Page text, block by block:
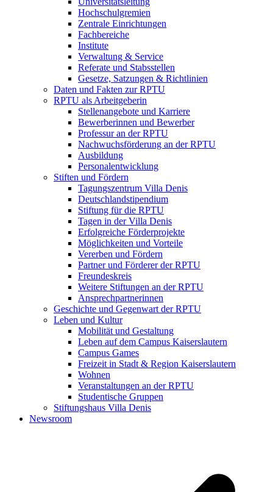
Hochschulgremien
Zentrale Einrichtungen
Fachbereiche
Institute
Verwaltung & Service
Referate und Stabsstellen
Gesetze, Satzungen & Richtlinien
Daten und Fakten zur RPTU
RPTU als Arbeitgeberin
Stellenangebote und Karriere
Bewerberinnen und Bewerber
Professur an der RPTU
Nachwuchsförderung an der RPTU
Ausbildung
Personalentwicklung
Stiften und Fördern
Tagungszentrum Villa Denis
Deutschlandstipendium
Stiftung für die RPTU
Tagen in der Villa Denis
Erfolgreiche Förderprojekte
Möglichkeiten und Vorteile
Vererben und Fördern
Partner und Förderer der RPTU
Freundeskreis
Weitere Stiftungen an der RPTU
Ansprechpartnerinnen
Geschichte und Gegenwart der RPTU
Leben und Kultur
Mobilität und Gestaltung
Leben auf dem Campus Kaiserslautern
Campus Games
Freizeit in Stadt & Region Kaiserslautern
Wohnen
Veranstaltungen an der RPTU
Studentische Gruppen
Stiftungshaus Villa Denis
Newsroom